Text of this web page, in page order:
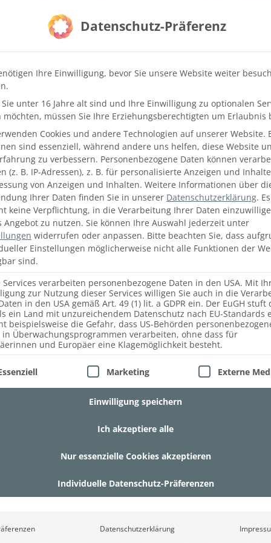
IN DER FAUSTMANN
wir großen Wert darauf,detailliertes Wissenund
in der Faustmann Möbelmanufaktur maßgeschneiderte
ein wichtiger Part der Ausbildung.
unserer Ausbilderlernen die Lehrlinge die Pläne,
umzusetzen. Die Kenntnis von modernen
in der Faustmann Möbelmanufaktur ab.
Datenschutz-Präferenz
Ihre Einwilligung, bevor Sie unsere Website weiter
unter 16 Jahre alt sind und Ihre Einwilligung zu optionalen
möchten, müssen Sie Ihre Erziehungsberechtigten um Erlaubnis
Cookies und andere Technologien auf unserer Website.
sind essenziell, während andere uns helfen, diese Website
zu verbessern. Personenbezogene Daten können
(z. B. IP-Adressen), z. B. für personalisierte Anzeigen und
von Anzeigen und Inhalten. Weitere Informationen über
Ihrer Daten finden Sie in unserer Datenschutzerklärung. Es
keine Verpflichtung, in die Verarbeitung Ihrer Daten
Angebot zu nutzen. Sie können Ihre Auswahl jederzeit unter
widerrufen oder anpassen. Bitte beachten Sie, dass
Einstellungen möglicherweise nicht alle Funktionen der
sind.
Services verarbeiten personenbezogene Daten in den USA. Mit
zur Nutzung dieser Services willigen Sie auch in die
in den USA gemäß Art. 49 (1) lit. a GDPR ein. Der EuGH stuft
ein Land mit unzureichendem Datenschutz nach EU-Standards
beispielsweise die Gefahr, dass US-Behörden
in Überwachungsprogrammen verarbeiten, ohne dass für
und Europäer eine Klagemöglichkeit besteht.
eine Liste der Service-Gruppen, für die eine
Marketing Externe
Einwilligung speichern
Ich akzeptiere alle
Nur essenzielle Cookies akzeptieren
Individuelle Datenschutz-Präferenzen
Datenschutzerklärung